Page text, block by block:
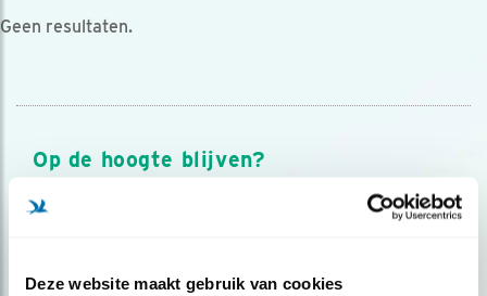
Deze website maakt gebruik van cookies
Geen resultaten.
Op de hoogte blijven?
Meld je aan en ontvang nieuws, inspiratie, acties en tips
over vogels en activiteiten van Vogelbescherming.